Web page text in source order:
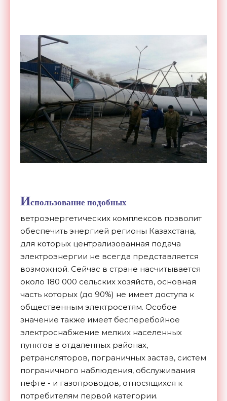
Использование подобных
ветроэнергетических комплексов позволит
обеспечить энергией регионы Казахстана,
для которых централизованная подача
электроэнергии не всегда представляется
возможной. Сейчас в стране насчитывается
около 180 000 сельских хозяйств, основная
часть которых (до 90%) не имеет доступа к
общественным электросетям. Особое
значение также имеет бесперебойное
электроснабжение мелких населенных
пунктов в отдаленных районах,
ретрансляторов, пограничных застав, систем
пограничного наблюдения, обслуживания
нефте - и газопроводов, относящихся к
потребителям первой категории.